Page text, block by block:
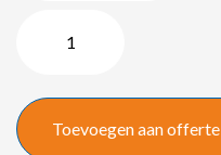
quantity
Toevoegen aan offerte